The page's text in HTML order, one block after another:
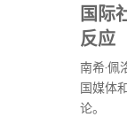
国际
反应
南希·佩
国媒体
论。